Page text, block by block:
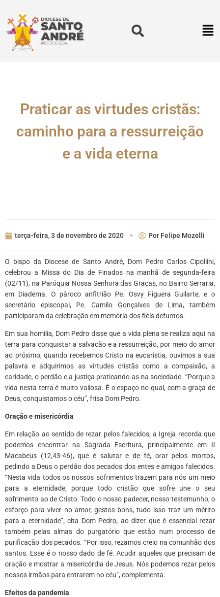
Praticar as virtudes cristãs:
caminho para a ressurreição
e a vida eterna
terça-feira, 3 de novembro de 2020 Por Felipe Mozelli
O bispo da Diocese de Santo André, Dom Pedro Carlos Cipollini,
celebrou a Missa do Dia de Finados na manhã de segunda-feira
(02/11), na Paróquia Nossa Senhora das Graças, no Bairro Serraria,
em Diadema. O pároco anfitrião Pe. Osvy Figuera Guilarte, e o
secretário episcopal, Pe. Camilo Gonçalves de Lima, também
participaram da celebração em memória dos fiéis defuntos.
Em sua homilia, Dom Pedro disse que a vida plena se realiza aqui na
terra para conquistar a salvação e a ressurreição, por meio do amor
ao próximo, quando recebemos Cristo na eucaristia, ouvimos a sua
palavra e adquirimos as virtudes cristãs como a compaixão, a
caridade, o perdão e a justiça praticando-as na sociedade. “Porque a
vida nesta terra é muito valiosa. É o espaço no qual, com a graça de
Deus, conquistamos o céu”, frisa Dom Pedro.
Oração e misericórdia
Em relação ao sentido de rezar pelos falecidos, a Igreja recorda que
podemos encontrar na Sagrada Escritura, principalmente em II
Macabeus (12,43-46), que é salutar e de fé, orar pelos mortos,
pedindo a Deus o perdão dos pecados dos entes e amigos falecidos.
“Nesta vida todos os nossos sofrimentos trazem para nós um meio
para a eternidade, porque todo cristão que sofre une o seu
sofrimento ao de Cristo. Todo o nosso padecer, nosso testemunho, o
esforço para viver no amor, gestos bons, tudo isso traz um mérito
para a eternidade”, cita Dom Pedro, ao dizer que é essencial rezar
também pelas almas do purgatório que estão num processo de
purificação dos pecados. “Por isso, rezamos creio na comunhão dos
santos. Esse é o nosso dado de fé. Acudir aqueles que precisam de
oração e mostrar a misericórdia de Jesus. Nós podemos rezar pelos
nossos irmãos para entrarem no céu”, complementa.
Efeitos da pandemia